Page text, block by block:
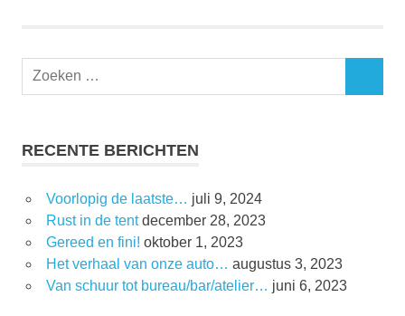
RECENTE BERICHTEN
Voorlopig de laatste… juli 9, 2024
Rust in de tent december 28, 2023
Gereed en fini! oktober 1, 2023
Het verhaal van onze auto… augustus 3, 2023
Van schuur tot bureau/bar/atelier… juni 6, 2023